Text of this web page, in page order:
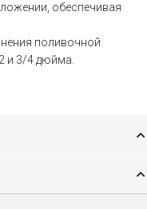
обеспечивая
поливочной
и 3/4 дюйма.